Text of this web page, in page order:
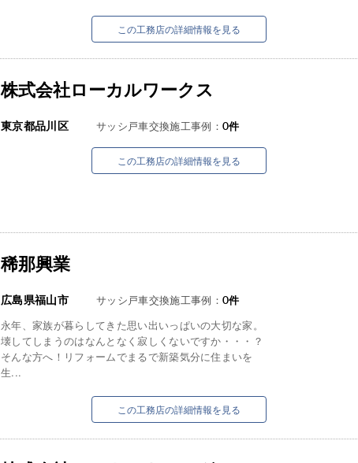
この工務店の詳細情報を見る
株式会社ローカルワークス
東京都品川区 サッシ戸車交換施工事例：0件
この工務店の詳細情報を見る
稀那興業
広島県福山市 サッシ戸車交換施工事例：0件
永年、家族が暮らしてきた思い出いっぱいの大切な家。
壊してしまうのはなんとなく寂しくないですか・・・？
そんな方へ！リフォームでまるで新築気分に住まいを
生...
この工務店の詳細情報を見る